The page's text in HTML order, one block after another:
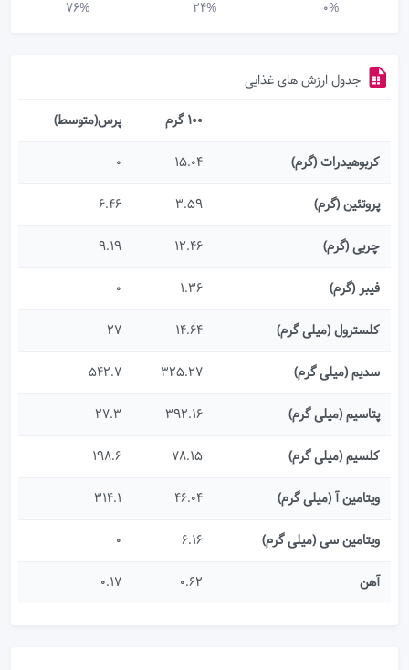
0%
24%
76%
جدول ارزش های غذایی
100 گرم
پرس(متوسط)
کربوهیدرات (گرم)
15.04
0
پروتئین (گرم)
3.59
6.46
چربی (گرم)
12.46
9.19
فیبر (گرم)
1.36
0
کلسترول (میلی گرم)
14.64
27
سدیم (میلی گرم)
325.27
542.7
پتاسیم (میلی گرم)
392.16
27.3
کلسیم (میلی گرم)
78.15
198.6
ویتامین آ (میلی گرم)
46.04
314.1
ویتامین سی (میلی گرم)
6.16
0
آهن
0.62
0.17